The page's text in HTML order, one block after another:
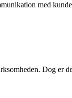
med
Dog er